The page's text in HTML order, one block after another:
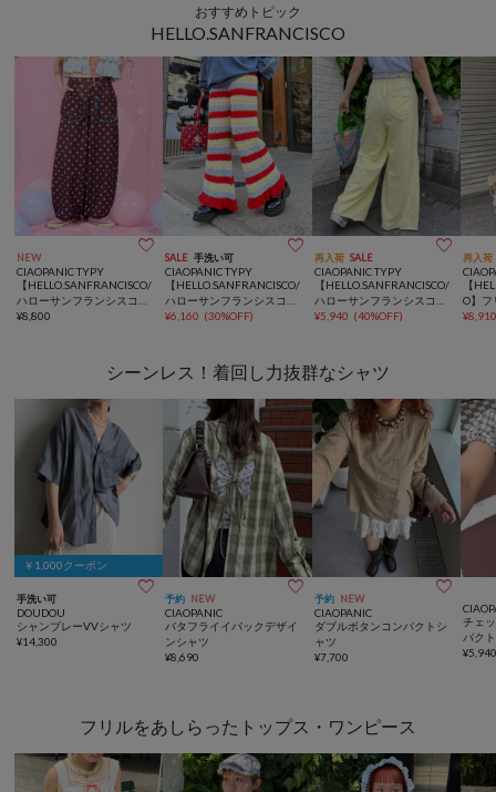
おすすめトピック
HELLO.SANFRANCISCO
NEW 
CIAOPANIC TYPY
【HELLO.SANFRANCISCO/
ハローサンフランシスコ】
ドット柄フリルポケットボ
¥8,800
SALE 手洗い可 
CIAOPANIC TYPY
【HELLO.SANFRANCISCO/
ハローサンフランシスコ】
透かし柄ボーダーニットパ
¥6,160 (30%OFF)
再入荷 SALE 
CIAOPANIC TYPY
【HELLO.SANFRANCISCO/
ハローサンフランシスコ】
レースウエストスウェット
¥5,940 (40%OFF)
再入荷
【
O】フ
ク半
¥
シーンレス！着回し力抜群なシャツ
￥1,000クーポン
手洗い可 
DOUDOU
シャンブレーVVシャツ
¥14,300
予約 NEW 
CIAOPANIC
バタフライイバックデザイ
ンシャツ
¥8,690
予約 NEW 
CIAOPANIC
ダブルボタンコンパクトシ
ャツ
¥7,700
チェ
パク
¥
フリルをあしらったトップス・ワンピース